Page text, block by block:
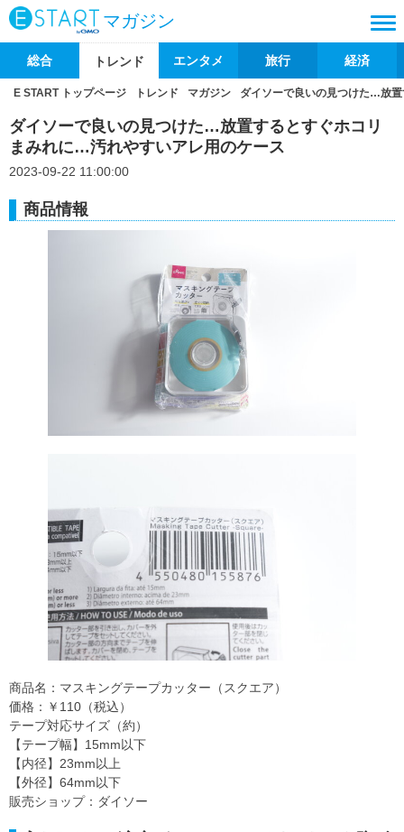
マガジン
総合 トレンド エンタメ 旅行 経済
E START トップページ トレンド マガジン ダイソーで良いの見つけた…放
ダイソーで良いの見つけた…放置するとすぐホコリ
まみれに…汚れやすいアレ用のケース
2023-09-22 11:00:00
商品情報
商品名：マスキングテープカッター（スクエア）
価格：￥110（税込）
テープ対応サイズ（約）
【テープ幅】15mm以下
【内径】23mm以上
【外径】64mm以下
販売ショップ：ダイソー